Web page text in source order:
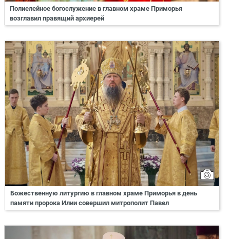
Полиелейное богослужение в главном храме Приморья
возглавил правящий архиерей
Божественную литургию в главном храме Приморья в день
памяти пророка Илии совершил митрополит Павел